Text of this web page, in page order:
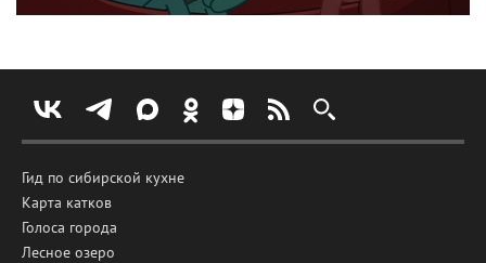
Гид по сибирской кухне
Карта катков
Голоса города
Лесное озеро